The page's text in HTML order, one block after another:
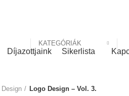
KATEGÓRIÁK
Díjazottjaink Sikerlista
Design Logo Design – Vol. 3.